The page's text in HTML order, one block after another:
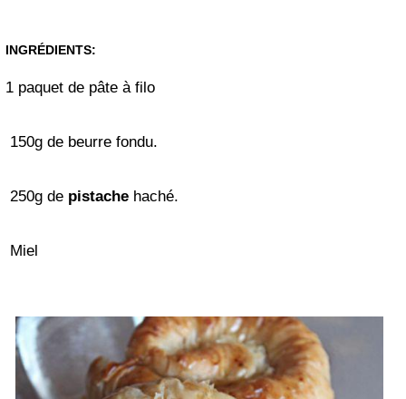
INGRÉDIENTS:
1 paquet de pâte à filo
150g de beurre fondu.
250g de pistache haché.
Miel